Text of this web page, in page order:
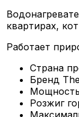
квартирах,
Работает
Страна
Бренд
Мощность
Розжиг